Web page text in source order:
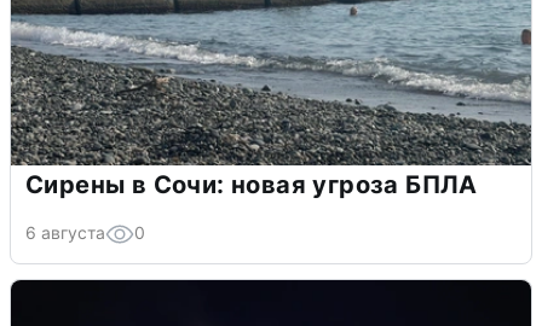
Сирены в Сочи: новая угроза БПЛА
6 августа 0